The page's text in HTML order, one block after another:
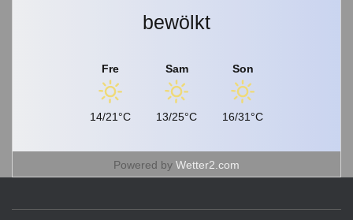
bewölkt
Fre
14/21°C
Sam
13/25°C
Son
16/31°C
Powered by Wetter2.com